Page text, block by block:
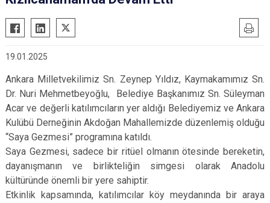
Akyurt
Altındağ
Bala
Beypazarı
Çamlıdere
Çankaya
Çubuk
Elmadağ
Etimesgut
Evren
Haymana
Kızılcahamam
Mamak
Nallıhan
Polatlı
Şereflikoçhisar
Sincan
Yenimahalle
19.01.2025
Ankara Milletvekilimiz Sn. Zeynep Yıldız, Kaymakamımız Sn.
Dr. Nuri Mehmetbeyoğlu, Belediye Başkanımız Sn. Süleyman
Acar ve değerli katılımcıların yer aldığı Belediyemiz ve Ankara
Kulübü Derneğinin Akdoğan Mahallemizde düzenlemiş olduğu
“Saya Gezmesi” programına katıldı.
Saya Gezmesi, sadece bir ritüel olmanın ötesinde bereketin,
dayanışmanın ve birlikteliğin simgesi olarak Anadolu
kültüründe önemli bir yere sahiptir.
Etkinlik kapsamında, katılımcılar köy meydanında bir araya